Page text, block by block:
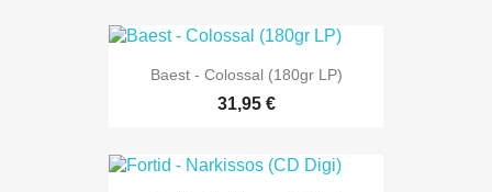
Baest - Colossal (180gr LP)
31,95 €